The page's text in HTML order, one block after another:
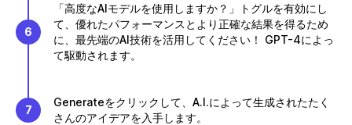
6
「高度なAIモデルを使用しますか？」トグルを有効にし
て、優れたパフォーマンスとより正確な結果を得るため
に、最先端のAI技術を活用してください！ GPT-4によっ
て駆動されます。
7
Generateをクリックして、A.I.によって生成されたたく
さんのアイデアを入手します。